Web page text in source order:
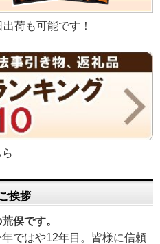
荷も可能です！
挨拶
俣です。
ではや12年目。皆様に信頼